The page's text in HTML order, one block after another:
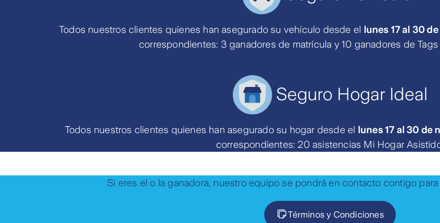
Todos nuestros clientes quienes han asegurado su vehículo desde el lunes 17 al 30
correspondientes: 3 ganadores de matrícula y 10 ganadores de Tags
Seguro Hogar Ideal
Todos nuestros clientes quienes han asegurado su hogar desde el lunes 17 al 30 de
correspondientes: 20 asistencias Mi Hogar
Si eres el o la ganadora, nuestro equipo se pondrá en contacto contigo
Términos y Condiciones